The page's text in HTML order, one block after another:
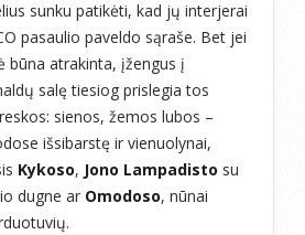
sunku patikėti, kad jų interjerai
pasaulio paveldo sąraše. Bet jei
būna atrakinta, įžengus į
salę tiesiog prislegia tos
sienos, žemos lubos –
išsibarstę ir vienuolynai,
Kykoso, Jono Lampadisto su
dugne ar Omodoso, nūnai